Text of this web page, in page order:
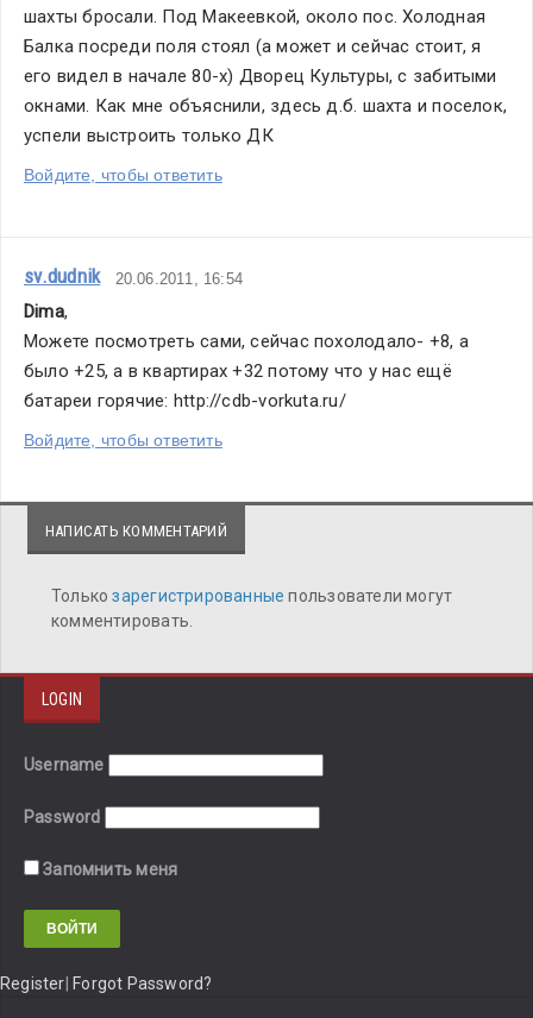
шахты бросали. Под Макеевкой, около пос. Холодная
Балка посреди поля стоял (а может и сейчас стоит, я
его видел в начале 80-х) Дворец Культуры, с забитыми
окнами. Как мне объяснили, здесь д.б. шахта и поселок,
успели выстроить только ДК
Войдите, чтобы ответить
sv.dudnik 20.06.2011, 16:54
Dima,
Можете посмотреть сами, сейчас похолодало- +8, а
было +25, а в квартирах +32 потому что у нас ещё
батареи горячие: http://cdb-vorkuta.ru/
Войдите, чтобы ответить
НАПИСАТЬ КОММЕНТАРИЙ
Толькозарегистрированныепользователи могут
комментировать.
LOGIN
Username
Password
Запомнить меня
Register Forgot Password?